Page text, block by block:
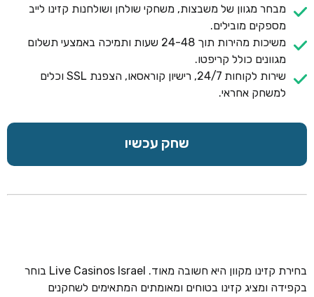
מבחר מגוון של משבצות, משחקי שולחן ושולחנות קזינו לייב
מספקים מובילים.
משיכות מהירות תוך 24-48 שעות ותמיכה באמצעי תשלום
מגוונים כולל קריפטו.
שירות לקוחות 24/7, רישיון קוראסאו, הצפנת SSL וכלים
למשחק אחראי.
שחק עכשיו
בחירת קזינו מקוון היא חשובה מאוד. Live Casinos Israel בוחר
בקפידה ומציג קזינו בטוחים ומאומתים המתאימים לשחקנים